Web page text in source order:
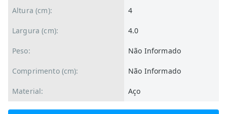
Altura (cm): 4
Largura (cm): 4.0
Peso: Não Informado
Comprimento (cm): Não Informado
Material: Aço